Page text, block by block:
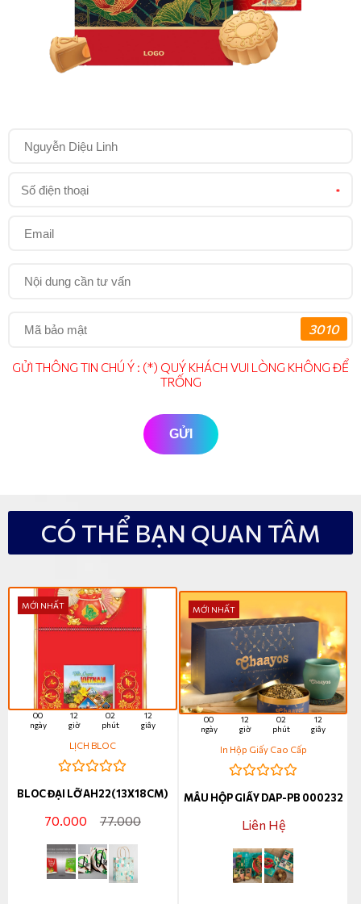
*
3010
GỬI THÔNG TIN CHÚ Ý : (*) QUÝ KHÁCH VUI LÒNG KHÔNG ĐỂ
TRỐNG
GỬI
CÓ THỂ BẠN QUAN TÂM
MỚI NHẤT
00
ngày
12
giờ
02
phút
11
giây
LỊCH BLOC
BLOC ĐẠI LỠ AH22(13X18CM)
70.000 77.000
MỚI NHẤT
00
ngày
12
giờ
02
phút
11
giây
In Hộp Giấy Cao Cấp
MẪU HỘP GIẤY DAP-PB 000232
Liên Hệ